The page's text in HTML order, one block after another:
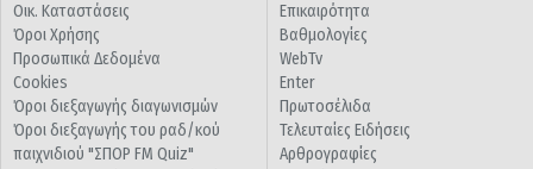
Οικ. Καταστάσεις
Όροι Χρήσης
Προσωπικά Δεδομένα
Cookies
Όροι διεξαγωγής διαγωνισμών
Όροι διεξαγωγής του ραδ/κού
παιχνιδιού "ΣΠΟΡ FM Quiz"
Επικαιρότητα
Βαθμολογίες
WebTv
Enter
Πρωτοσέλιδα
Τελευταίες Ειδήσεις
Αρθρογραφίες